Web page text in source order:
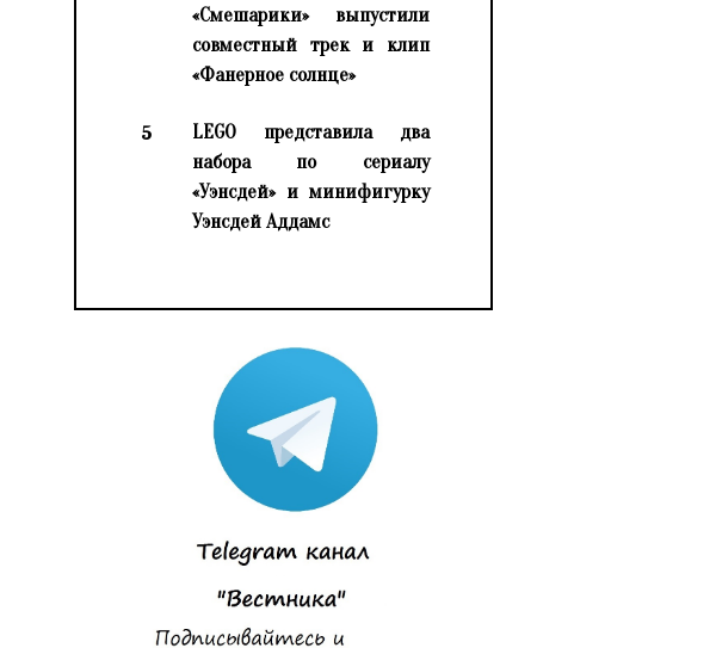
«Смешарики» выпустили
совместный трек и клип
«Фанерное солнце»
5
LEGO представила два
набора по сериалу
«Уэнсдей» и минифигурку
Уэнсдей Аддамс